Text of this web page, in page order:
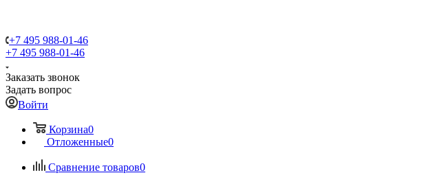
+7 495 988-01-46
+7 495 988-01-46
Заказать звонок
Задать вопрос
Войти
Корзина0
Отложенные0
Сравнение товаров0